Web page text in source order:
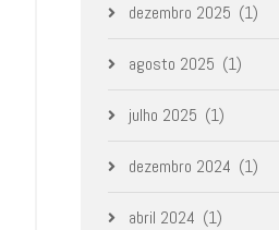
dezembro 2025 (1)
agosto 2025 (1)
julho 2025 (1)
dezembro 2024 (1)
abril 2024 (1)